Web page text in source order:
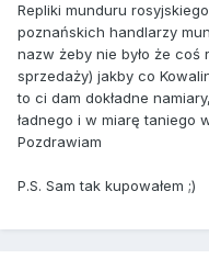
Repliki munduru
poznańskich handlarzy
nazw żeby nie było że coś
sprzedaży) jakby co
to ci dam dokładne
ładnego i w miarę taniego
Pozdrawiam
P.S. Sam tak kupowałem ;)